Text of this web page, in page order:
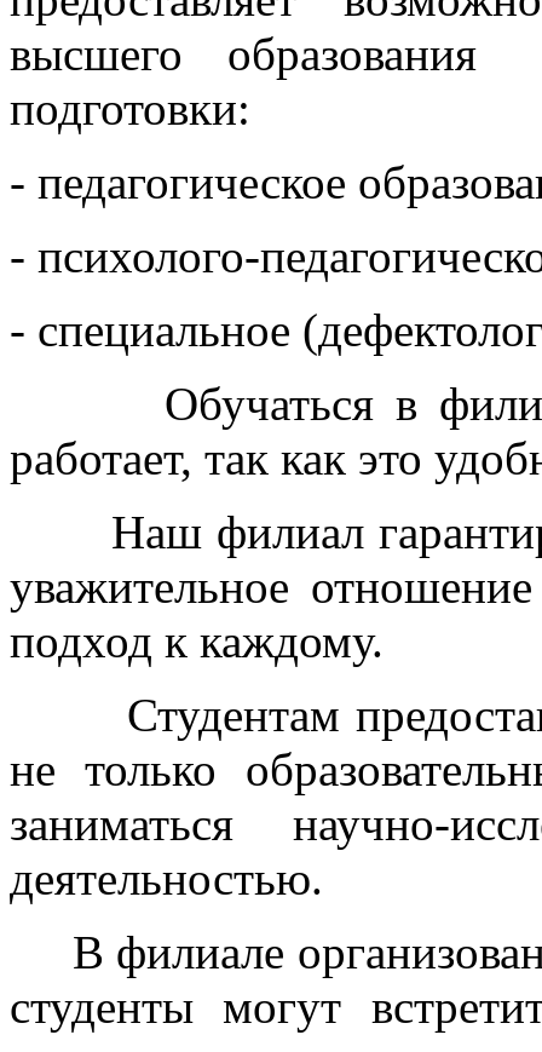
высшего
подготовки:
- педагогическое
- психолого-
- специальное
Обучаться в
работает, так как это
Наш филиал
уважительное
подход к каждому.
Студентам
не только
заниматься научно-
деятельностью.
В филиале
студенты могут